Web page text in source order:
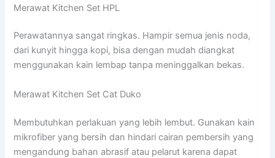
Merawat Kitchen Set HPL
Perawatannya sangat ringkas. Hampir semua jenis noda,
dari kunyit hingga kopi, bisa dengan mudah diangkat
menggunakan kain lembap tanpa meninggalkan bekas.
Merawat Kitchen Set Cat Duko
Membutuhkan perlakuan yang lebih lembut. Gunakan kain
mikrofiber yang bersih dan hindari cairan pembersih yang
mengandung bahan abrasif atau pelarut karena dapat